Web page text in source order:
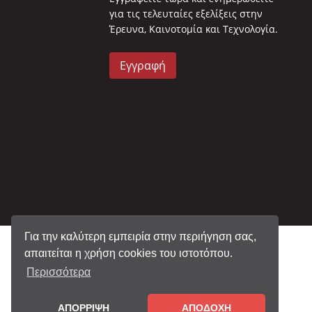
Για την καλύτερη εμπειρία στην περιήγηση σας,
απαιτείται η χρήση cookies του ιστοτόπου.
Περισσότερα
ΑΠΟΡΡΙΨΗ ΑΠΟΔΟΧΗ
για τις τελευταίες εξελίξεις στην
Έρευνα, Καινοτομία και Τεχνολογία.
Εγγραφή